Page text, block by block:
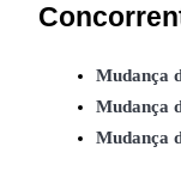
Launchpool
Mudança
Mudança
Mudança